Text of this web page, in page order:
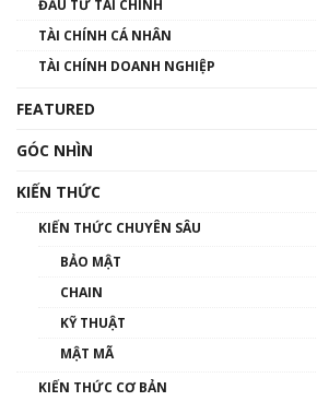
00:02:14
Nhìn lại năm 2022: Những
đến hệ sinh thái tiền mã
00:43:47
ĐẦU TƯ TÀI CHÍNH
TÀI CHÍNH CÁ NHÂN
TÀI CHÍNH DOANH NGHIỆP
FEATURED
GÓC NHÌN
KIẾN THỨC
KIẾN THỨC CHUYÊN SÂU
BẢO MẬT
CHAIN
KỸ THUẬT
MẬT MÃ
KIẾN THỨC CƠ BẢN